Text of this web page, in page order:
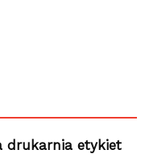
drukarnia etykiet